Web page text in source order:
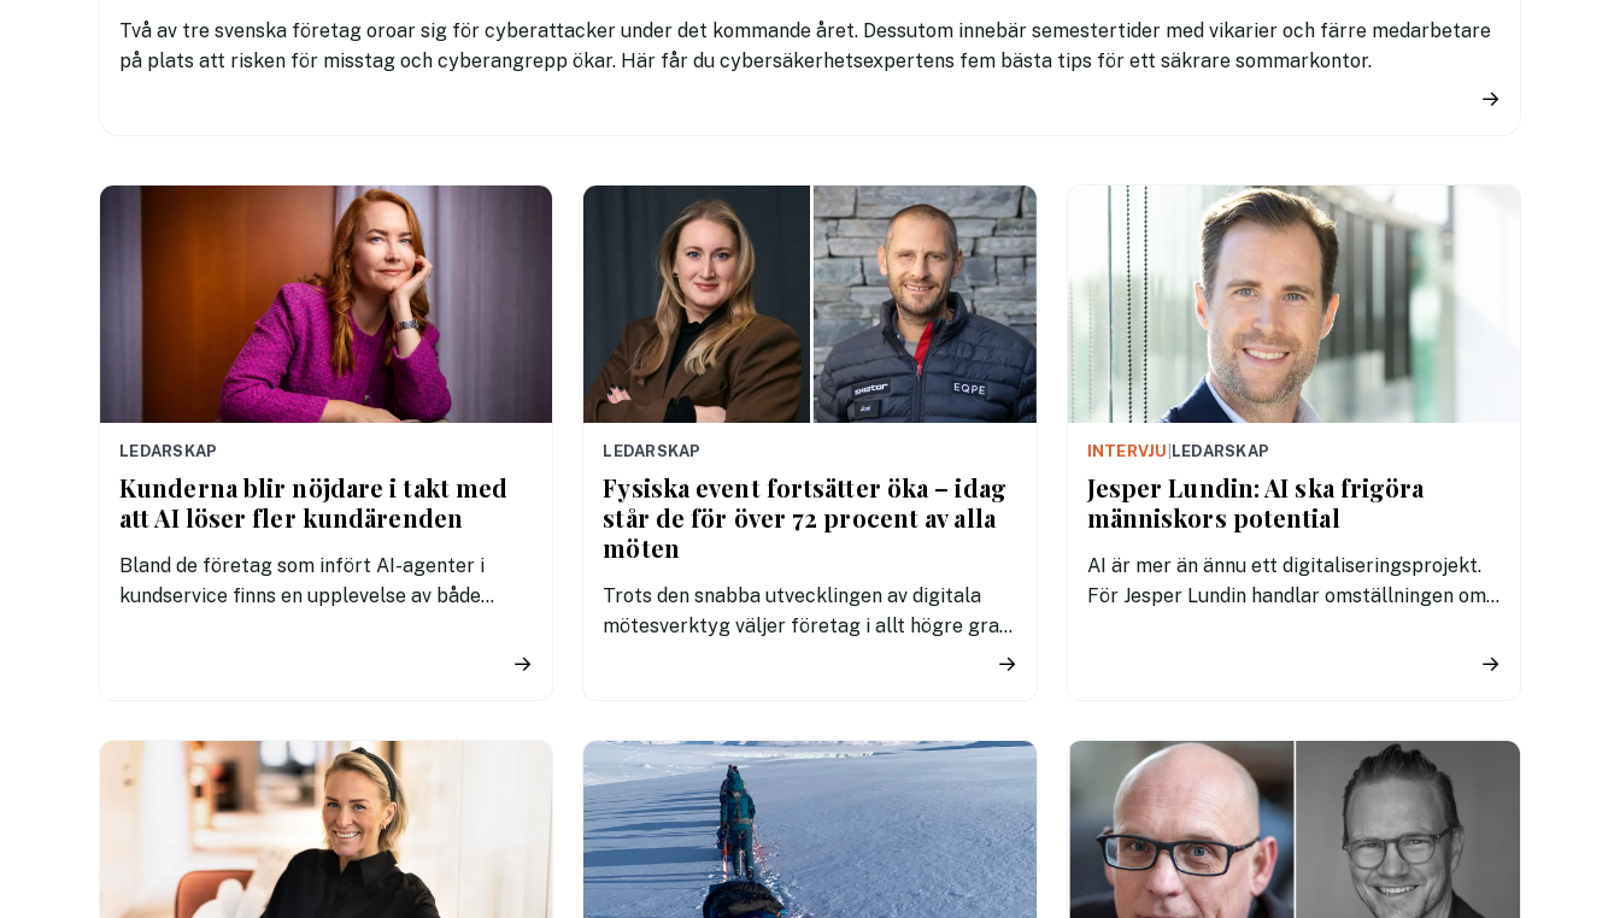
Två av tre svenska företag oroar sig för cyberattacker under det kommande året. Dessutom innebär semestertider med vikarier och färre medarbetare
på plats att risken för misstag och cyberangrepp ökar. Här får du cybersäkerhetsexpertens fem bästa tips för ett säkrare sommarkontor.
→
LEDARSKAP
Kunderna blir nöjdare i takt med
att AI löser fler kundärenden
Bland de företag som infört AI-agenter i
kundservice finns en upplevelse av både
→
LEDARSKAP
Fysiska event fortsätter öka – idag
står de för över 72 procent av alla
möten
Trots den snabba utvecklingen av digitala
mötesverktyg väljer företag i allt högre grad
plattformen.
→
INTERVJU LEDARSKAP
Jesper Lundin: AI ska frigöra
människors potential
AI är mer än ännu ett digitaliseringsprojekt.
För Jesper Lundin handlar omställningen om
och AI-agenter arbetar sida vid sida. Men det→